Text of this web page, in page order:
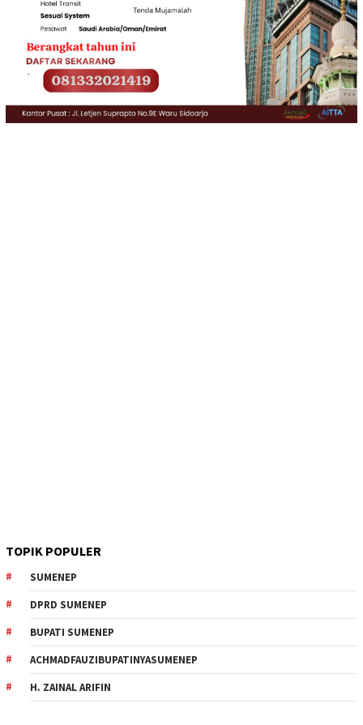
TOPIK POPULER
SUMENEP
DPRD SUMENEP
BUPATI SUMENEP
ACHMADFAUZIBUPATINYASUMENEP
H. ZAINAL ARIFIN